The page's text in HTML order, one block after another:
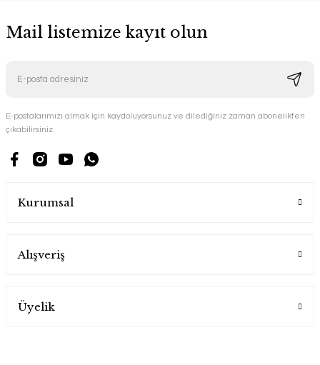
Mail listemize kayıt olun
E-postalarımızı almak için kaydoluyorsunuz ve dilediğiniz zaman abonelikten
çıkabilirsiniz.
Kurumsal
Alışveriş
Üyelik